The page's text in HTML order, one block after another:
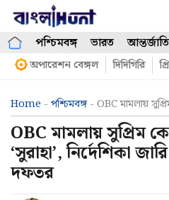
Skip
contentপশ্চিমবঙ্গ ভারত
অপারেশন বেঙ্গল দিদিগিরি
Home - পশ্চিমবঙ্গ- OBC মামলায়
OBC মামলায় সুপ্রিম
‘সুরাহা’, নির্দেশিকা
দফতর